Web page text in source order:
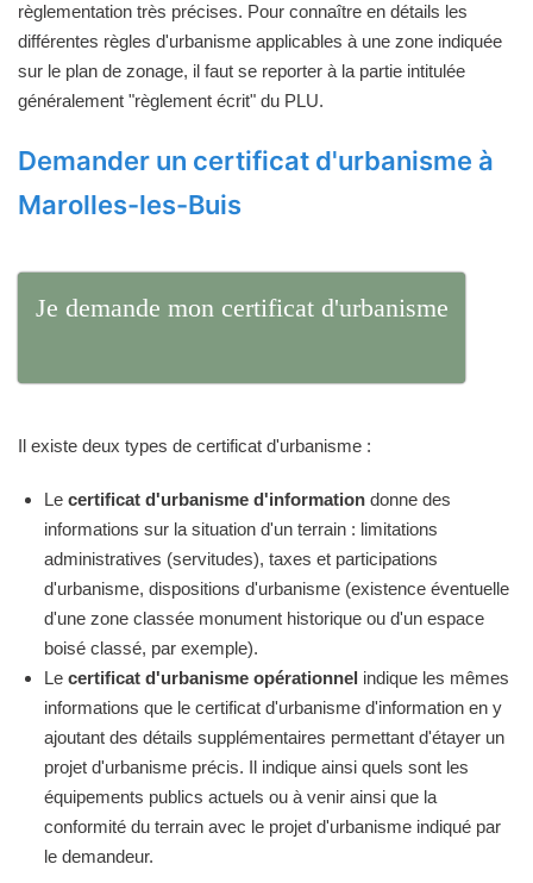
règlementation très précises. Pour connaître en détails les
différentes règles d'urbanisme applicables à une zone indiquée
sur le plan de zonage, il faut se reporter à la partie intitulée
généralement "règlement écrit" du PLU.
Demander un certificat d'urbanisme à
Marolles-les-Buis
Je demande mon certificat d'urbanisme
Il existe deux types de certificat d'urbanisme :
Le certificat d'urbanisme d'information donne des
informations sur la situation d'un terrain : limitations
administratives (servitudes), taxes et participations
d'urbanisme, dispositions d'urbanisme (existence éventuelle
d'une zone classée monument historique ou d'un espace
boisé classé, par exemple).
Le certificat d'urbanisme opérationnel indique les mêmes
informations que le certificat d'urbanisme d'information en y
ajoutant des détails supplémentaires permettant d'étayer un
projet d'urbanisme précis. Il indique ainsi quels sont les
équipements publics actuels ou à venir ainsi que la
conformité du terrain avec le projet d'urbanisme indiqué par
le demandeur.